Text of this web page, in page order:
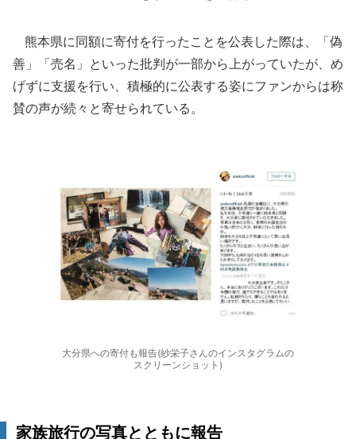
熊本県に同額に寄付を行ったことを公表した際は、「偽
善」「売名」といった批判が一部から上がっていたが、め
げずに支援を行い、積極的に公表する姿にファンからは称
賛の声が続々と寄せられている。
大分県への寄付も報告(紗栄子さんのインスタグラムの
スクリーンショット)
家族旅行の写真とともに報告